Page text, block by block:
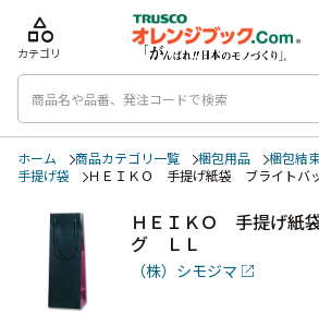
category
カテゴリ
ホーム 商品カテゴリ一覧 梱包用品 梱包結
手提げ袋
ＨＥＩＫＯ 手提げ紙袋 ブライトバ
ＨＥＩＫＯ 手提げ紙
グ ＬＬ
（株）シモジマ